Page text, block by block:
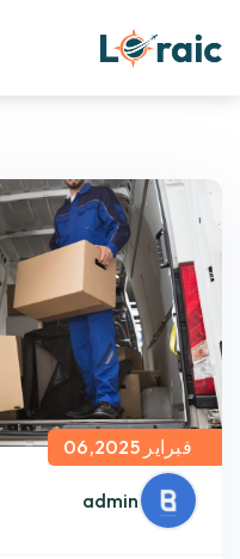
admin
فبراير 06,2025